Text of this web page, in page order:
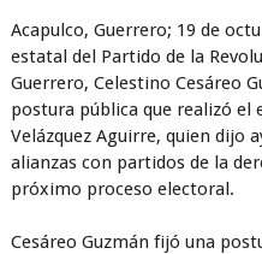
Acapulco, Guerrero; 19 de
estatal del Partido de la
Guerrero, Celestino Cesáreo
postura pública que realizó el
Velázquez Aguirre, quien dijo
alianzas con partidos de la
próximo proceso electoral.
Cesáreo Guzmán fijó una